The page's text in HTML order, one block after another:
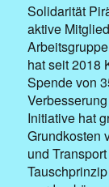
Solidarität
aktive
hat seit 2018
Spende von
Initiative hat
Grundkosten
und